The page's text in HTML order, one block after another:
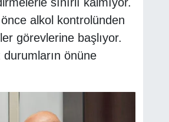
alkol kontrolünden
görevlerine başlıyor.
önüne